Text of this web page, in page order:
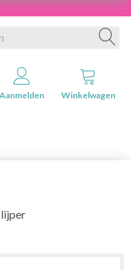
Aanmelden Winkelwagen